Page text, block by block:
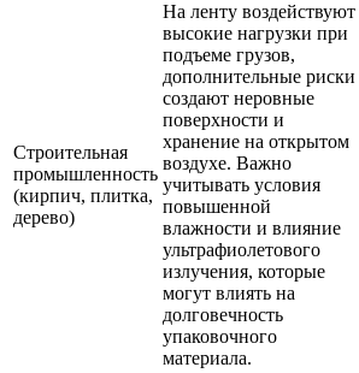
Строительная
промышленность
(кирпич, плитка,
дерево)
На ленту воздействуют
высокие нагрузки при
подъеме грузов,
дополнительные риски
создают неровные
поверхности и
хранение на открытом
воздухе. Важно
учитывать условия
повышенной
влажности и влияние
ультрафиолетового
излучения, которые
могут влиять на
долговечность
упаковочного
материала.